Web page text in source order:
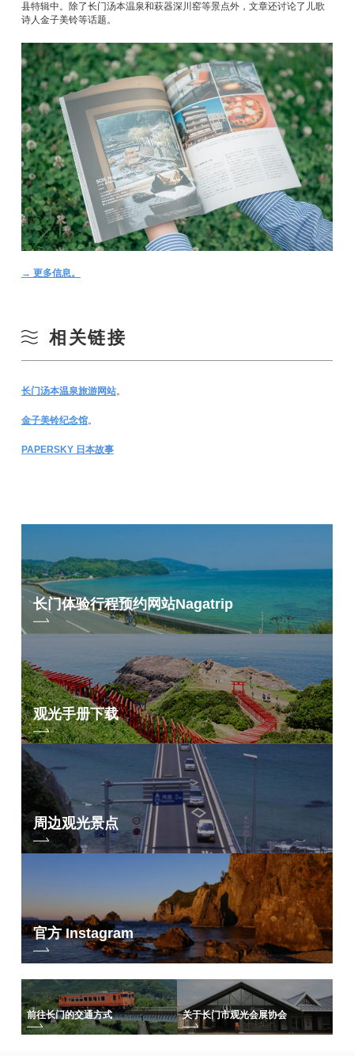
县特辑中。除了长门汤本温泉和萩器深川窑等景点外，文章还讨论了儿歌
诗人金子美铃等话题。
→ 更多信息。
相关链接
长门汤本温泉旅游网站。
金子美铃纪念馆。
PAPERSKY 日本故事
长门体验行程预约网站Nagatrip
观光手册下载
周边观光景点
官方 Instagram
前往长门的交通方式 关于长门市观光会展协会